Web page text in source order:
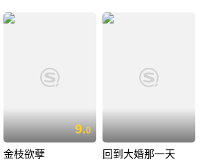
9.0
金枝欲孽 回到大婚那一天